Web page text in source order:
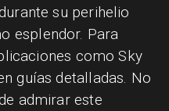
su perihelio
esplendor. Para
como Sky
guías detalladas. No
admirar este